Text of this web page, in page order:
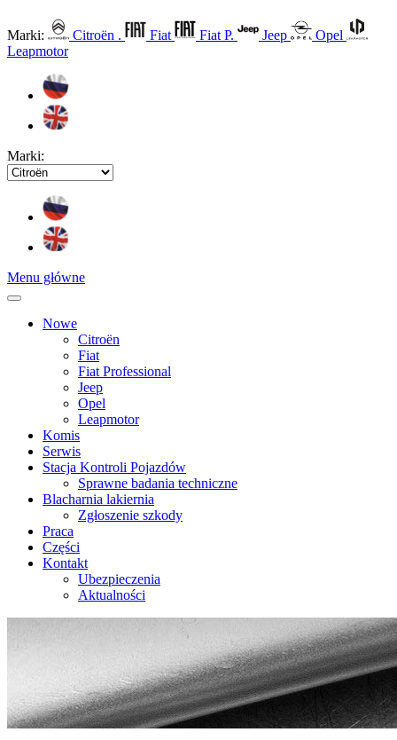
Marki: Citroën . Fiat Fiat P. Jeep
Opel
Leapmotor
Marki:
Menu główne
Nowe
Citroën
Fiat
Fiat Professional
Jeep
Opel
Leapmotor
Komis
Serwis
Stacja Kontroli Pojazdów
Sprawne badania techniczne
Blacharnia lakiernia
Zgłoszenie szkody
Praca
Części
Kontakt
Ubezpieczenia
Aktualności